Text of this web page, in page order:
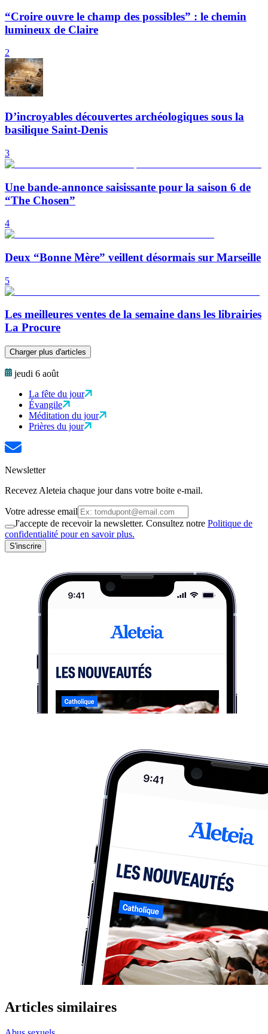
“Croire ouvre le champ des possibles” : le chemin
lumineux de Claire
2
D’incroyables découvertes archéologiques sous la
basilique Saint-Denis
3
Une bande-annonce saisissante pour la saison 6 de
“The Chosen”
4
Deux “Bonne Mère” veillent désormais sur Marseille
5
Les meilleures ventes de la semaine dans les librairies
La Procure
Charger plus d'articles
jeudi 6 août
La fête du jour
Évangile
Méditation du jour
Prières du jour
Newsletter
Recevez Aleteia chaque jour dans votre boite e-mail.
Votre adresse email
J'accepte de recevoir la newsletter. Consultez notre Politique de
confidentialité pour en savoir plus.
S'inscrire
Articles similaires